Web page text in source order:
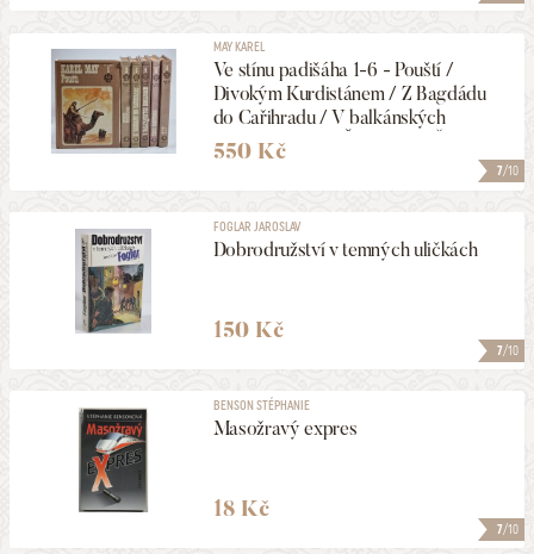
7/10
MAY KAREL
Ve stínu padišáha 1-6 - Pouští /
Divokým Kurdistánem / Z Bagdádu
do Cařihradu / V balkánských
roklinách / Zemí Škipetarů / Žut
550 Kč
7/10
FOGLAR JAROSLAV
Dobrodružství v temných uličkách
150 Kč
7/10
BENSON STÉPHANIE
Masožravý expres
18 Kč